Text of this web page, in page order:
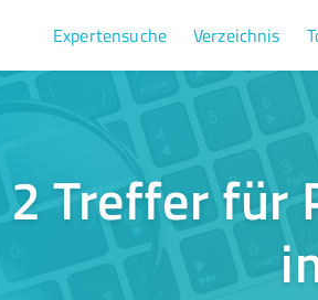
Expertensuche Verzeichnis
2 Treffer für